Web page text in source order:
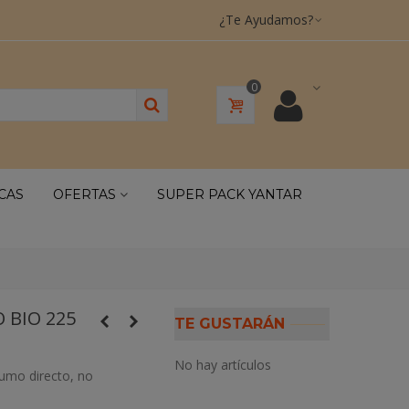
¿Te Ayudamos?
0
OFERTAS SUPER PACK YANTAR
BIO 225
directo, no
TE GUSTARÁN
No hay artículos